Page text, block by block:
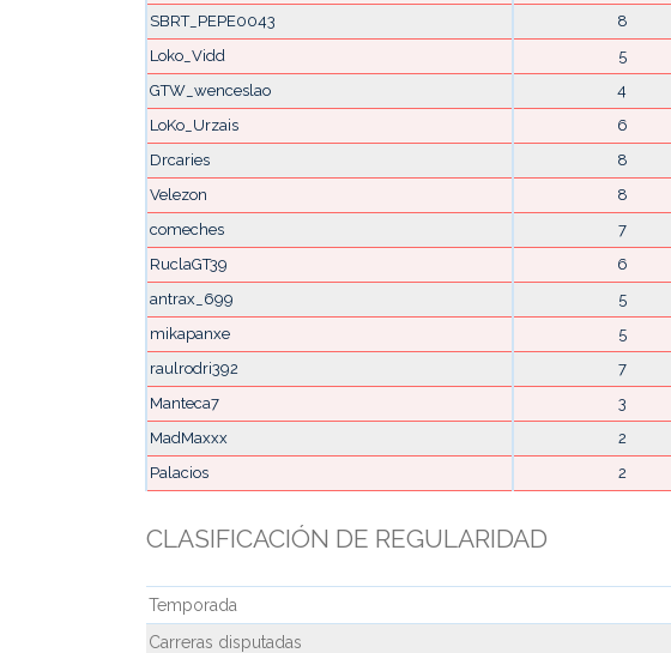
SBRT_PEPE0043
8
Loko_Vidd
5
GTW_wenceslao
4
LoKo_Urzais
6
Drcaries
8
Velezon
8
comeches
7
RuclaGT39
6
antrax_699
5
mikapanxe
5
raulrodri392
7
Manteca7
3
MadMaxxx
2
Palacios
2
CLASIFICACIÓN DE REGULARIDAD
Temporada
Carreras disputadas